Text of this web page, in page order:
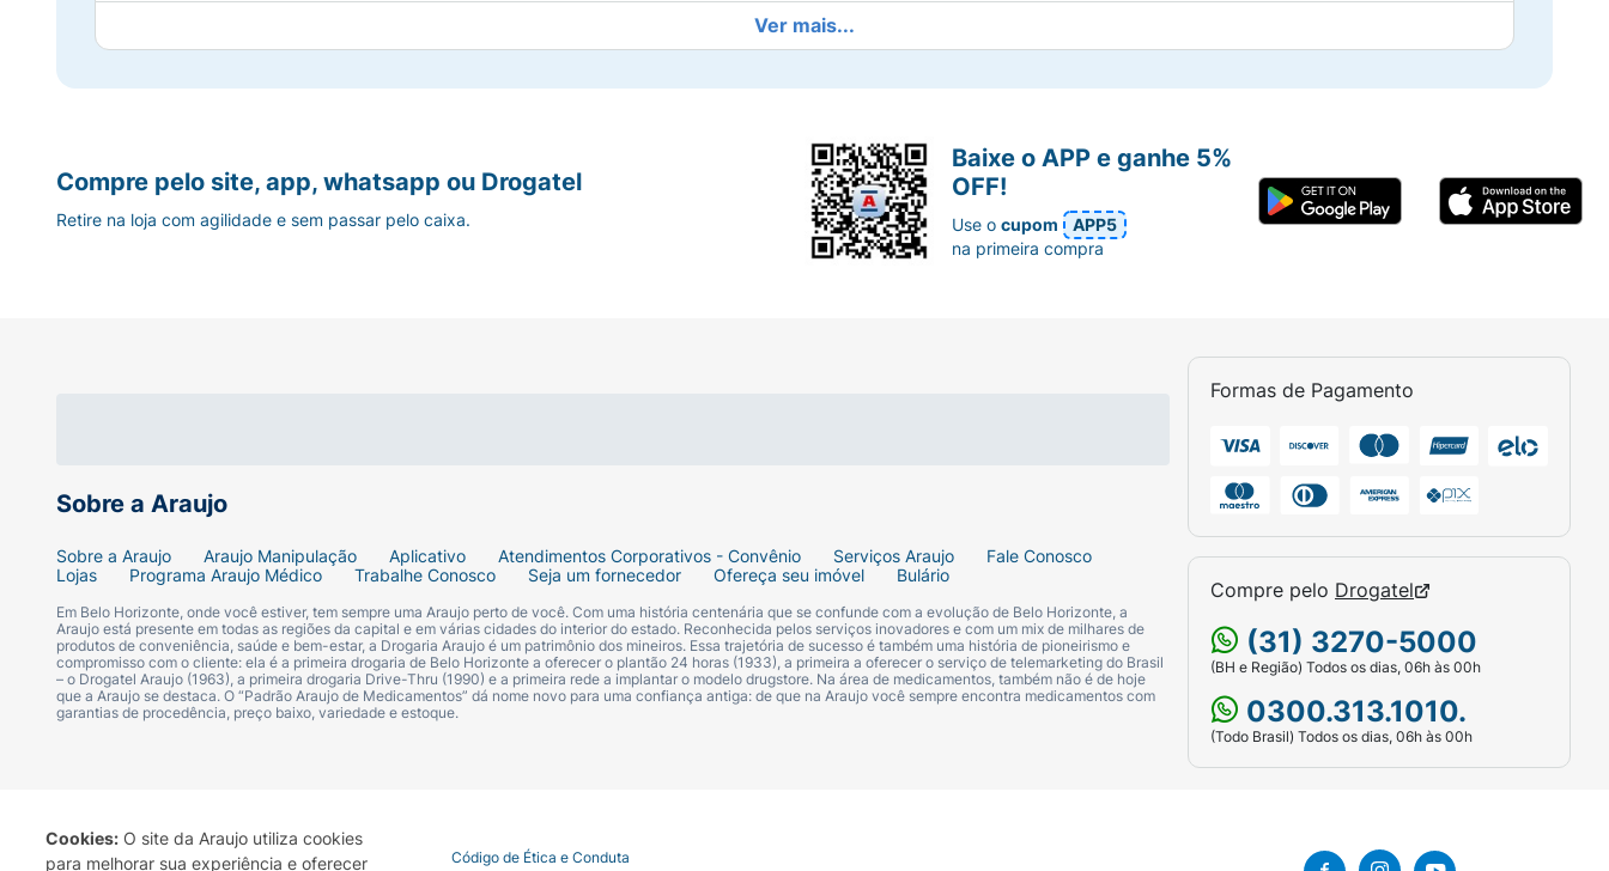
Cookies: O site da Araujo utiliza cookies
para melhorar sua experiência e oferecer
A base preta destaca a estampa exclusiva de cerejas e flores, unindo atitude e delicadeza em um só calçado.
O fundo escuro torna este modelo um curinga incrível, fácil de combinar com diversas cores e estilos de roupa.
Segurança na Pisada:Solado projetado com texturas antiderrapantes para evitar escorregões em superfícies lisas ou úmidas.
Material resistente que não absorve água, seca rápido e é muito prático de limpar.
O Ipanema Day Preto com Cerejas é aquele modelo que vai com tudo! Perfeito para compor desde um look fresquinho para a praia ou beira da
piscina, até um visual urbano e descontraído para o fim de semana com jeans, saias, pantacourts ou vestidos de verão.Dica de limpeza: Para
Ficha Técnica:
Marca:Ipanema.
Linha:Day.
Gênero:Feminino.
Tamanho:37/38.
Cor da Tira:Preta (Texturizada).
Ver mais...
Sobre a Araujo
Sobre a Araujo Araujo Manipulação Aplicativo Atendimentos Corporativos - Convênio Serviços Araujo
Fale Conosco
Lojas
Programa Araujo Médico Trabalhe Conosco Seja um fornecedor Ofereça seu imóvel Bulário
Em Belo Horizonte, onde você estiver, tem sempre uma Araujo perto de você. Com uma história centenária que se confunde com a evolução de Belo Horizonte, a
Araujo está presente em todas as regiões da capital e em várias cidades do interior do estado. Reconhecida pelos serviços inovadores e com um mix de milhares de
produtos de conveniência, saúde e bem-estar, a Drogaria Araujo é um patrimônio dos mineiros. Essa trajetória de sucesso é também uma história de pioneirismo e
compromisso com o cliente: ela é a primeira drogaria de Belo Horizonte a oferecer o plantão 24 horas (1933), a primeira a oferecer o serviço de telemarketing do Brasil
– o Drogatel Araujo (1963), a primeira drogaria Drive-Thru (1990) e a primeira rede a implantar o modelo drugstore. Na área de medicamentos, também não é de hoje
que a Araujo se destaca. O “Padrão Araujo de Medicamentos” dá nome novo para uma confiança antiga: de que na Araujo você sempre encontra medicamentos com
garantias de procedência, preço baixo, variedade e estoque.
Formas de Pagamento
Compre pelo Drogatel
(31) 3270-5000
(BH e Região) Todos os dias, 06h às 00h
0300.313.1010.
(Todo Brasil) Todos os dias, 06h às 00h
Compre pelo site, app, whatsapp ou Drogatel
Retire na loja com agilidade e sem passar pelo caixa.
Baixe o APP e ganhe 5%
OFF!
Use ocupom
APP5
na primeira compra
Termo de Uso Portal da Privacidade Covid-19 Código de Ética e Conduta